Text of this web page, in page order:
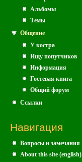
Альбомы
Темы
Общение
У костра
Ищу попутчиков
Информация
Гостевая книга
Общий форум
Ссылки
Навигация
Вопросы и замечания
About this site (english)